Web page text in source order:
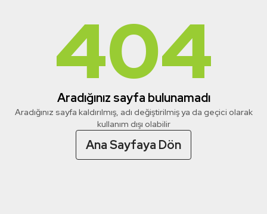
404
Aradığınız sayfa bulunamadı
Aradığınız sayfa kaldırılmış, adı değiştirilmiş ya da geçici olarak
kullanım dışı olabilir
Ana Sayfaya Dön